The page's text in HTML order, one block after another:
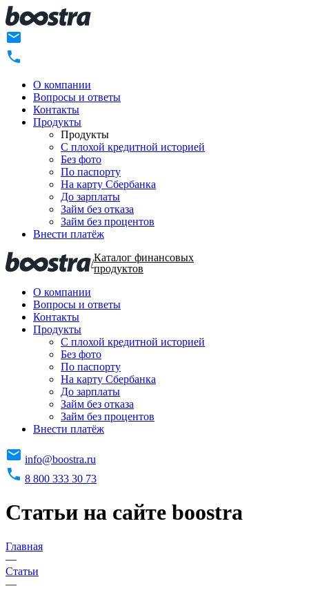
О компании
Вопросы и ответы
Контакты
Продукты
Продукты
C плохой кредитной историей
Без фото
По паспорту
На карту Сбербанка
До зарплаты
Займ без отказа
Займ без процентов
Внести платёж
/Каталог финансовых
продуктов
О компании
Вопросы и ответы
Контакты
Продукты
C плохой кредитной историей
Без фото
По паспорту
На карту Сбербанка
До зарплаты
Займ без отказа
Займ без процентов
Внести платёж
info@boostra.ru
8 800 333 30 73
Статьи на сайте boostra
Главная
—
Статьи
—